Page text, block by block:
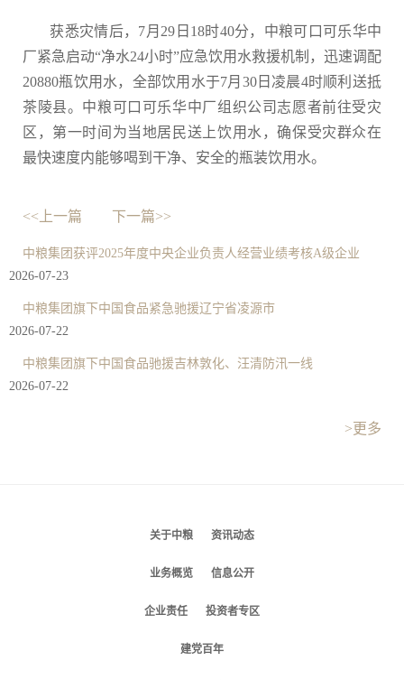
获悉灾情后，7月29日18时40分，中粮可口可乐华中
厂紧急启动“净水24小时”应急饮用水救援机制，迅速调配
20880瓶饮用水，全部饮用水于7月30日凌晨4时顺利送抵
茶陵县。中粮可口可乐华中厂组织公司志愿者前往受灾
区，第一时间为当地居民送上饮用水，确保受灾群众在
最快速度内能够喝到干净、安全的瓶装饮用水。
<<上一篇 下一篇>>
中粮集团获评2025年度中央企业负责人经营业绩考核A级企业
2026-07-23
中粮集团旗下中国食品紧急驰援辽宁省凌源市
2026-07-22
中粮集团旗下中国食品驰援吉林敦化、汪清防汛一线
2026-07-22
>更多
关于中粮 资讯动态
业务概览 信息公开
企业责任 投资者专区
建党百年